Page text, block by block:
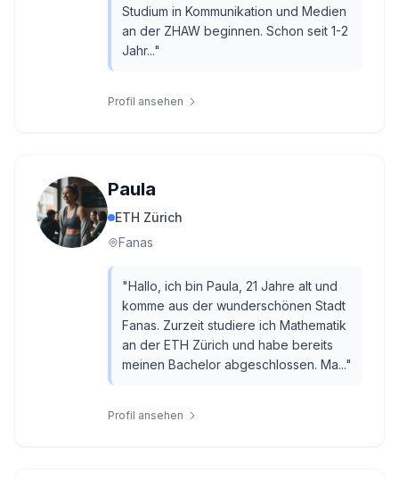
Studium in Kommunikation und Medien
an der ZHAW beginnen. Schon seit 1-2
Jahr..."
Profil ansehen
Paula
ETH Zürich
Fanas
"Hallo, ich bin Paula, 21 Jahre alt und
komme aus der wunderschönen Stadt
Fanas. Zurzeit studiere ich Mathematik
an der ETH Zürich und habe bereits
meinen Bachelor abgeschlossen. Ma..."
Profil ansehen